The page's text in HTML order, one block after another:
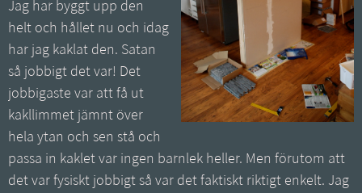
Jag har byggt upp den
helt och hållet nu och idag
har jag kaklat den. Satan
så jobbigt det var! Det
jobbigaste var att få ut
kakllimmet jämnt över
hela ytan och sen stå och
passa in kaklet var ingen barnlek heller. Men förutom att
det var fysiskt jobbigt så var det faktiskt riktigt enkelt. Jag